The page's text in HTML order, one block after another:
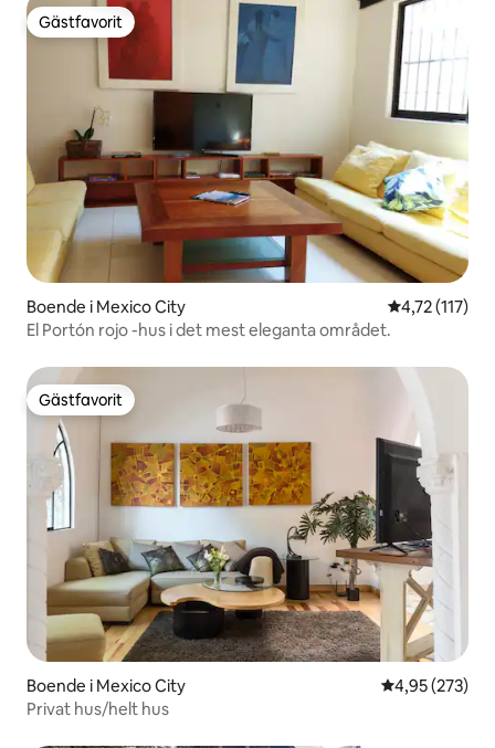
Gästfavorit
Gästfavorit
Boende i Mexico City 4,72 av 5 i
4,72 (117)
El Portón rojo -hus i det mest eleganta området.
Gästfavorit
Gästfavorit
Boende i Mexico City 4,95 av 5 i
4,95 (273)
Privat hus/helt hus